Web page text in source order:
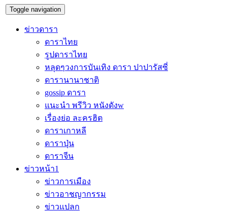
Toggle navigation
ข่าวดารา
ดาราไทย
รูปดาราไทย
หลุดๆวงการบันเทิง ดารา ปาปารัสซี่
ดารานานาชาติ
gossip ดารา
แนะนำ พรีวิว หนังดังw
เรื่องย่อ ละครฮิต
ดาราเกาหลี
ดาราปุ่น
ดาราจีน
ข่าวหน้า1
ข่าวการเมือง
ข่าวอาชญากรรม
ข่าวแปลก